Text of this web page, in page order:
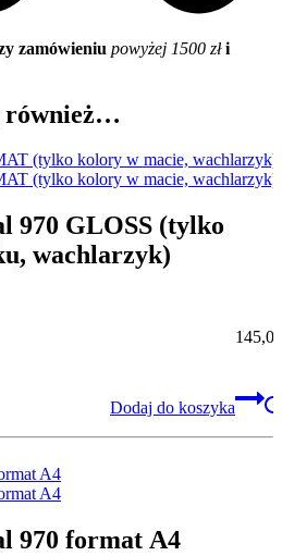
zamówieniu powyżej 1500 złi
również…
970 GLOSS (tylko
wachlarzyk)
Dodaj do koszyka
970 format A4